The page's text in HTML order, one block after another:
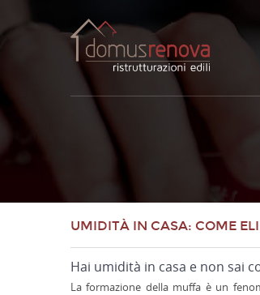
UMIDITÀ IN CASA: COME
Hai umidità in casa e non sai
La formazione della muffa è un